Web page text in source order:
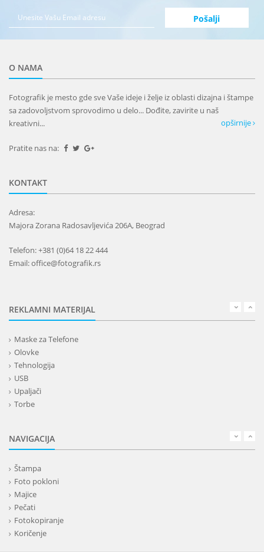
O NAMA
Fotografik je mesto gde sve Vaše ideje i želje iz oblasti dizajna i štampe
sa zadovoljstvom sprovodimo u delo... Dođite, zavirite u naš
kreativni...
opširnije
Pratite nas na:
KONTAKT
Adresa:
Majora Zorana Radosavljevića 206A, Beograd
Telefon: +381 (0)64 18 22 444
Email: office@fotografik.rs
REKLAMNI MATERIJAL
Maske za Telefone
Olovke
Tehnologija
USB
Upaljači
Torbe
Alati i oprema
Kišobrani
Kućni setovi
Tekstil
Kape
Rokovnici
Kalendari
NAVIGACIJA
Štampa
Foto pokloni
Majice
Pečati
Fotokopiranje
Koričenje